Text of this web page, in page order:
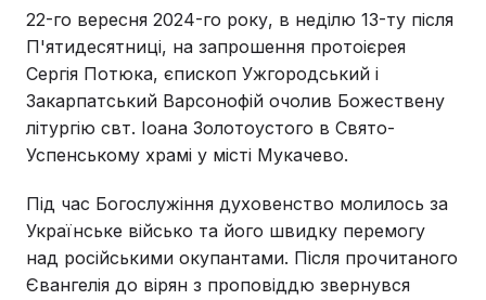
22-го вересня 2024-го року, в неділю 13-ту після
П'ятидесятниці, на запрошення протоієрея
Сергія Потюка, єпископ Ужгородський і
Закарпатський Варсонофій очолив Божествену
літургію свт. Іоана Золотоустого в Свято-
Успенському храмі у місті Мукачево.
Під час Богослужіння духовенство молилось за
Українське військо та його швидку перемогу
над російськими окупантами. Після прочитаного
Євангелія до вірян з проповіддю звернувся